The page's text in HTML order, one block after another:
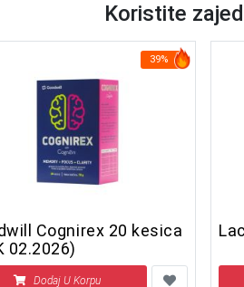
Koristite
39%
Cognirex 20 kesica
02.2026)
Dodaj U Korpu